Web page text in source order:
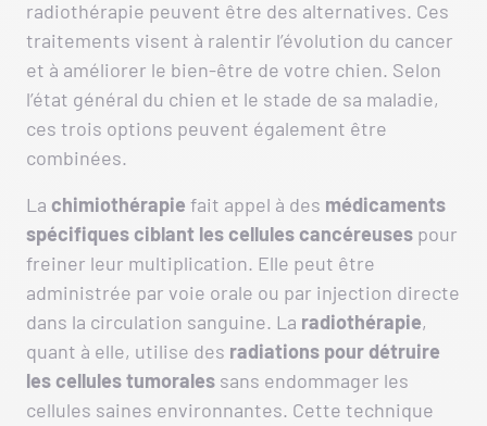
radiothérapie peuvent être des alternatives. Ces
traitements visent à ralentir l’évolution du cancer
et à améliorer le bien-être de votre chien. Selon
l’état général du chien et le stade de sa maladie,
ces trois options peuvent également être
combinées.
La chimiothérapie fait appel à des médicaments
spécifiques ciblant les cellules cancéreuses pour
freiner leur multiplication. Elle peut être
administrée par voie orale ou par injection directe
dans la circulation sanguine. La radiothérapie,
quant à elle, utilise des radiations pour détruire
les cellules tumorales sans endommager les
cellules saines environnantes. Cette technique